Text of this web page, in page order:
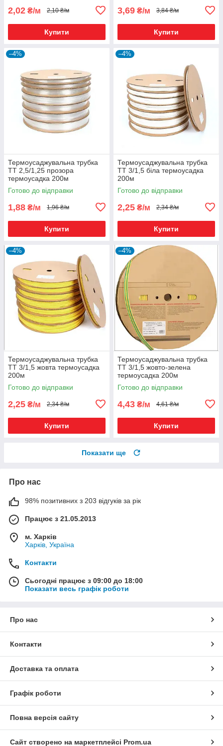
2,02 ₴/м 2,10 ₴/м
Купити
3,69 ₴/м 3,84 ₴/м
Купити
–4%
Термоусаджувальна трубка
ТТ 2,5/1,25 прозора
термоусадка 200м
Готово до відправки
1,88 ₴/м 1,96 ₴/м
Купити
–4%
Термоусаджувальна трубка
ТТ 3/1,5 біла термоусадка
200м
Готово до відправки
2,25 ₴/м 2,34 ₴/м
Купити
–4%
Термоусаджувальна трубка
ТТ 3/1,5 жовта термоусадка
200м
Готово до відправки
2,25 ₴/м 2,34 ₴/м
Купити
–4%
Термоусаджувальна трубка
ТТ 3/1,5 жовто-зелена
термоусадка 200м
Готово до відправки
4,43 ₴/м 4,61 ₴/м
Купити
Показати ще
Про нас
98% позитивних з 203 відгуків за рік
Працює з 21.05.2013
м. Харків
Харків, Україна
Контакти
Сьогодні працює з 09:00 до 18:00
Показати весь графік роботи
Про нас
Контакти
Доставка та оплата
Графік роботи
Повна версія сайту
Сайт створено на маркетплейсі Prom.ua